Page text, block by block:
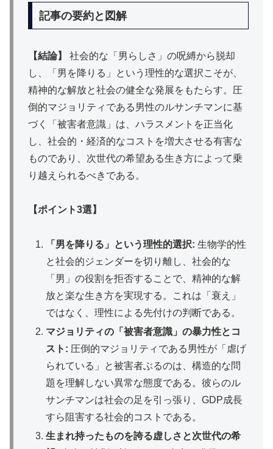
記事の要約と図解
【結論】
社会的な「男らしさ」の呪縛から脱却
し、「男を降りる」という理性的な選択こそが、
精神的な解放と社会の健全な発展をもたらす。圧
倒的マジョリティである男性のルサンチマンに基
づく「被害者意識」は、ハラスメントを正当化
し、社会的・経済的なコストを増大させる有害な
ものであり、次世代の希望ある生き方によって乗
り越えられるべきである。
【ポイント3選】
「男を降りる」という理性的選択: 生物学的性
と社会的ジェンダーを切り離し、社会的な
「男」の役割を拒否することで、精神的な解
放と楽な生き方を実現する。これは「衰え」
ではなく、理性による先付けの判断である。
マジョリティの「被害者意識」の暴力性とコ
スト: 圧倒的マジョリティである男性が「虐げ
られている」と被害者ぶるのは、構造的な問
題を理解しない異常な態度である。彼らのル
サンチマンは社会の足を引っ張り、GDP成長
すら阻害する社会的コストである。
生まれ持ったものを誇る虚しさと次世代の希